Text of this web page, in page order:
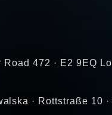
472 · E2 9EQ
· Rottstraße 10